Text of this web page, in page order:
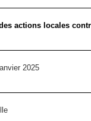
actions locales
2025